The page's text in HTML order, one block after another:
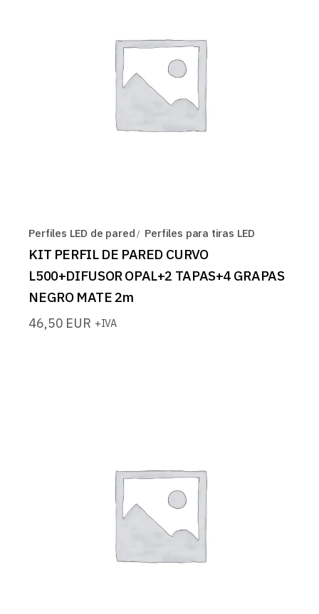
Perfiles LED de pared Perfiles para tiras LED
KIT PERFIL DE PARED CURVO
L500+DIFUSOR OPAL+2 TAPAS+4 GRAPAS
NEGRO MATE 2m
46,50 EUR +IVA